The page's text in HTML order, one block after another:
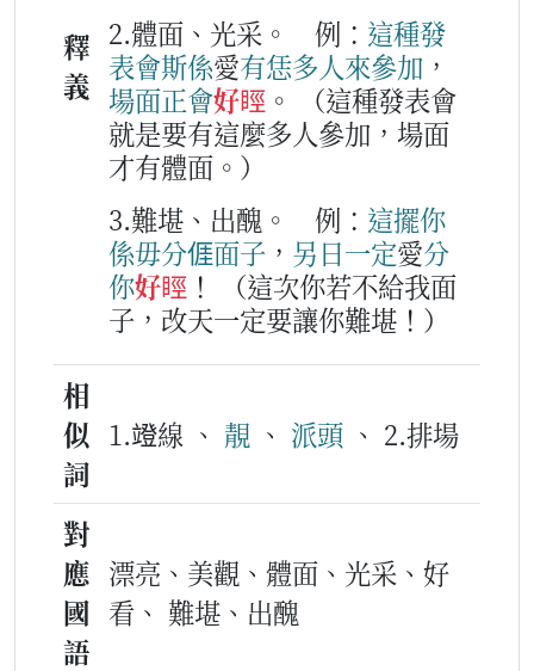
釋
義
2.體面、光采。
例： 這種發
表會斯係愛有恁多人來參加 ，
場面正會好䀴 。
（這種發表會
就是要有這麼多人參加，場面
才有體面。）
3.難堪、出醜。
例： 這擺你
係毋分𠊎面子 ， 另日一定愛分
你好䀴 ！
（這次你若不給我面
子，改天一定要讓你難堪！）
相
似
詞
1.竳線 、 靚 、 派頭 、 2.排場
對
應
國
語
漂亮、美觀、體面、光采、好
看、 難堪、出醜